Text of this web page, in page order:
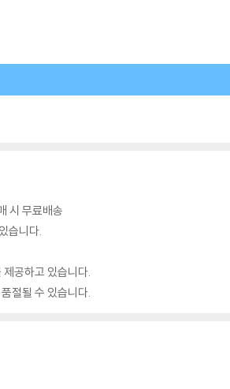
시 무료배송
습니다.
공하고 있습니다.
절될 수 있습니다.